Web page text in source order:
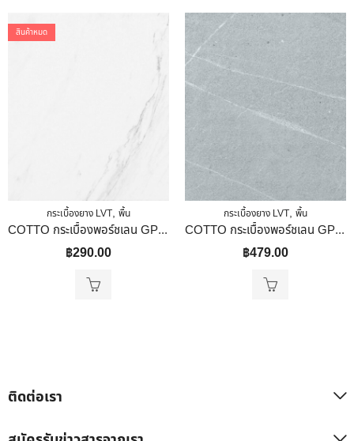
สินค้าหมด
กระเบื้องยาง LVT, พื้น
COTTO กระเบื้องพอร์ชเลน GP 12X12 มาร์โมโร่ ขาว PM
฿290.00
กระเบื้องยาง LVT, พื้น
COTTO กระเบื้องพอร์ชเลน GP 40X40 ฟอลคอน เทาอ่อน (HYG) R10 PM
฿479.00
ติดต่อเรา